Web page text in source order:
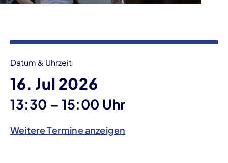
Datum & Uhrzeit
16. Jul 2026
13:30 – bis
15:00 Uhr
Weitere Termine anzeigen